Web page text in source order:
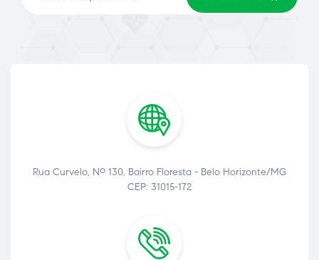
Rua Curvelo, Nº 130, Bairro Floresta - Belo Horizonte/MG
CEP: 31015-172